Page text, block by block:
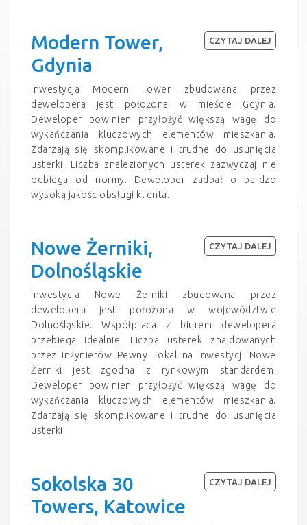
Modern Tower,
Gdynia
Inwestycja Modern Tower zbudowana przez
dewelopera jest położona w mieście Gdynia.
Deweloper powinien przyłożyć większą wagę do
wykańczania kluczowych elementów mieszkania.
Zdarzają się skomplikowane i trudne do usunięcia
usterki. Liczba znalezionych usterek zazwyczaj nie
odbiega od normy. Deweloper zadbał o bardzo
wysoką jakośc obsługi klienta.
CZYTAJ DALEJ
Nowe Żerniki,
Dolnośląskie
Inwestycja Nowe Żerniki zbudowana przez
dewelopera jest położona w województwie
Dolnośląskie. Współpraca z biurem dewelopera
przebiega idealnie. Liczba usterek znajdowanych
przez inżynierów Pewny Lokal na inwestycji Nowe
Żerniki jest zgodna z rynkowym standardem.
Deweloper powinien przyłożyć większą wagę do
wykańczania kluczowych elementów mieszkania.
Zdarzają się skomplikowane i trudne do usunięcia
usterki.
CZYTAJ DALEJ
Sokolska 30
Towers, Katowice
CZYTAJ DALEJ